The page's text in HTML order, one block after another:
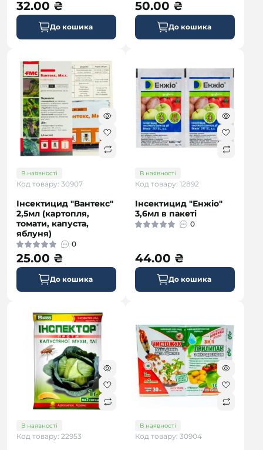
32.00 ₴
До кошика
50.00 ₴
До кошика
В наявності
Код товару: 30907
Інсектицид "Вантекс"
2,5мл (картопля,
томати, капуста,
яблуня)
0
25.00 ₴
До кошика
В наявності
Код товару: 12892
Інсектицид "Енжіо"
3,6мл в пакеті
0
44.00 ₴
До кошика
В наявності
Код товару: 22953
В наявності
Код товару: 30904